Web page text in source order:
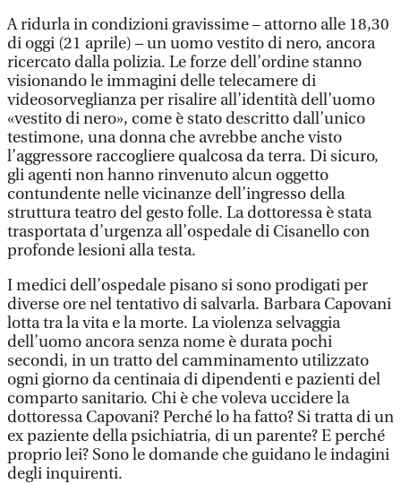
A ridurla in condizioni gravissime – attorno alle 18,30
di oggi (21 aprile) – un uomo vestito di nero, ancora
ricercato dalla polizia. Le forze dell’ordine stanno
visionando le immagini delle telecamere di
videosorveglianza per risalire all’identità dell’uomo
«vestito di nero», come è stato descritto dall’unico
testimone, una donna che avrebbe anche visto
l’aggressore raccogliere qualcosa da terra. Di sicuro,
gli agenti non hanno rinvenuto alcun oggetto
contundente nelle vicinanze dell’ingresso della
struttura teatro del gesto folle. La dottoressa è stata
trasportata d’urgenza all’ospedale di Cisanello con
profonde lesioni alla testa.
I medici dell’ospedale pisano si sono prodigati per
diverse ore nel tentativo di salvarla. Barbara Capovani
lotta tra la vita e la morte. La violenza selvaggia
dell’uomo ancora senza nome è durata pochi
secondi, in un tratto del camminamento utilizzato
ogni giorno da centinaia di dipendenti e pazienti del
comparto sanitario. Chi è che voleva uccidere la
dottoressa Capovani? Perché lo ha fatto? Si tratta di un
ex paziente della psichiatria, di un parente? E perché
proprio lei? Sono le domande che guidano le indagini
degli inquirenti.